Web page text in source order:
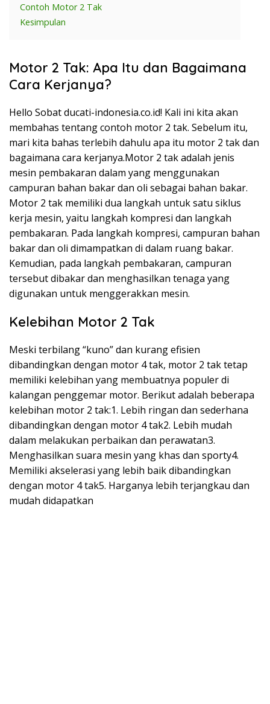
Contoh Motor 2 Tak
Kesimpulan
Motor 2 Tak: Apa Itu dan Bagaimana
Cara Kerjanya?
Hello Sobat ducati-indonesia.co.id! Kali ini kita akan
membahas tentang contoh motor 2 tak. Sebelum itu,
mari kita bahas terlebih dahulu apa itu motor 2 tak dan
bagaimana cara kerjanya.Motor 2 tak adalah jenis
mesin pembakaran dalam yang menggunakan
campuran bahan bakar dan oli sebagai bahan bakar.
Motor 2 tak memiliki dua langkah untuk satu siklus
kerja mesin, yaitu langkah kompresi dan langkah
pembakaran. Pada langkah kompresi, campuran bahan
bakar dan oli dimampatkan di dalam ruang bakar.
Kemudian, pada langkah pembakaran, campuran
tersebut dibakar dan menghasilkan tenaga yang
digunakan untuk menggerakkan mesin.
Kelebihan Motor 2 Tak
Meski terbilang “kuno” dan kurang efisien
dibandingkan dengan motor 4 tak, motor 2 tak tetap
memiliki kelebihan yang membuatnya populer di
kalangan penggemar motor. Berikut adalah beberapa
kelebihan motor 2 tak:1. Lebih ringan dan sederhana
dibandingkan dengan motor 4 tak2. Lebih mudah
dalam melakukan perbaikan dan perawatan3.
Menghasilkan suara mesin yang khas dan sporty4.
Memiliki akselerasi yang lebih baik dibandingkan
dengan motor 4 tak5. Harganya lebih terjangkau dan
mudah didapatkan